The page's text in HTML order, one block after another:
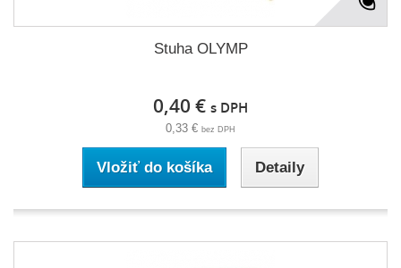
Stuha OLYMP
0,40 € s DPH
0,33 € bez DPH
Vložiť do košíka Detaily